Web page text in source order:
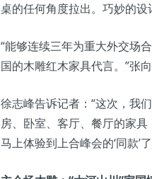
桌的任何角度拉出。巧妙的设
“能够连续三年为重大外交场
国的木雕红木家具代言。”张向
徐志峰告诉记者：“这次，我
房、卧室、客厅、餐厅的家
马上体验到上合峰会的‘同款’